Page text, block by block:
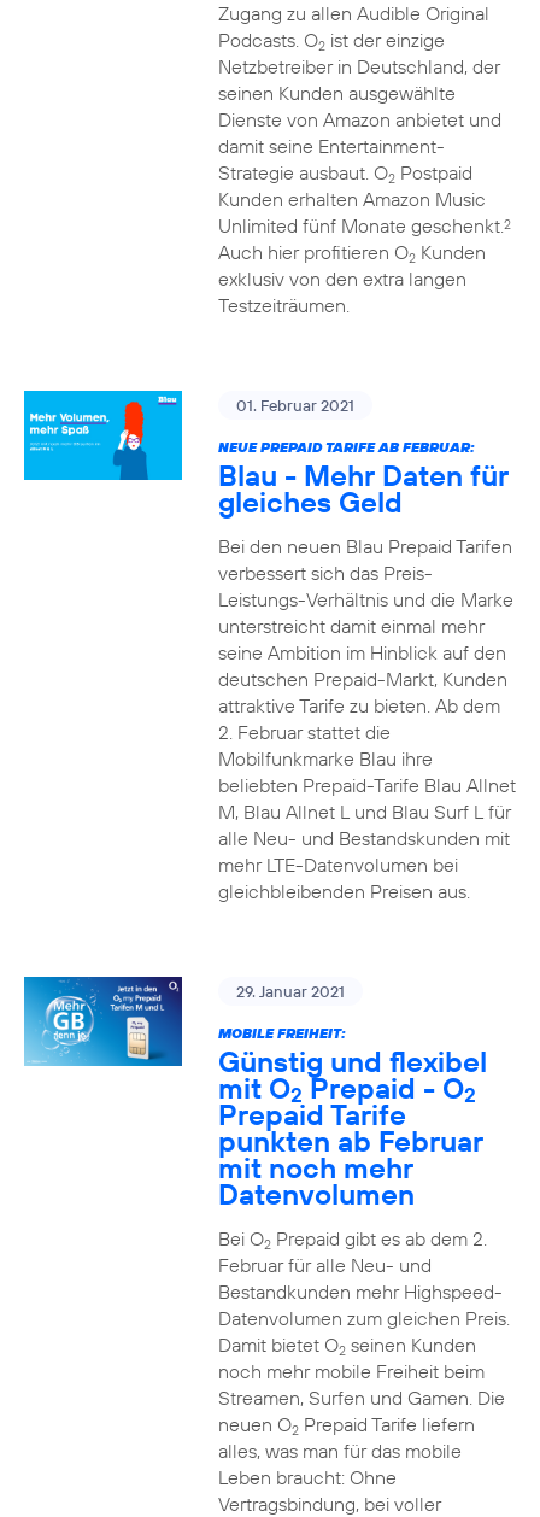
Zugang zu allen Audible Original
Podcasts. O2ist der einzige
Netzbetreiber in Deutschland, der
seinen Kunden ausgewählte
Dienste von Amazon anbietet und
damit seine Entertainment-
Strategie ausbaut. O2Postpaid
Kunden erhalten Amazon Music
Unlimited fünf Monate geschenkt.2
Auch hier profitieren O2Kunden
exklusiv von den extra langen
Testzeiträumen.
01. Februar 2021
NEUE PREPAID TARIFE AB FEBRUAR:
Blau - Mehr Daten für
gleiches Geld
Bei den neuen Blau Prepaid Tarifen
verbessert sich das Preis-
Leistungs-Verhältnis und die Marke
unterstreicht damit einmal mehr
seine Ambition im Hinblick auf den
deutschen Prepaid-Markt, Kunden
attraktive Tarife zu bieten. Ab dem
2. Februar stattet die
Mobilfunkmarke Blau ihre
beliebten Prepaid-Tarife Blau Allnet
M, Blau Allnet L und Blau Surf L für
alle Neu- und Bestandskunden mit
mehr LTE-Datenvolumen bei
gleichbleibenden Preisen aus.
29. Januar 2021
MOBILE FREIHEIT:
Günstig und flexibel
mit O2 Prepaid - O2
Prepaid Tarife
punkten ab Februar
mit noch mehr
Datenvolumen
Bei O2Prepaid gibt es ab dem 2.
Februar für alle Neu- und
Bestandkunden mehr Highspeed-
Datenvolumen zum gleichen Preis.
Damit bietet O2seinen Kunden
noch mehr mobile Freiheit beim
Streamen, Surfen und Gamen. Die
neuen O2Prepaid Tarife liefern
alles, was man für das mobile
Leben braucht: Ohne
Vertragsbindung, bei voller